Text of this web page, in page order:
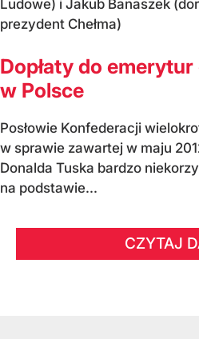
Ludowe) i Jakub Banaszek
prezydent Chełma)
Dopłaty do
w Polsce
Posłowie Konfederacji
w sprawie zawartej w maju
Donalda Tuska bardzo
na podstawie...
CZYTAJ